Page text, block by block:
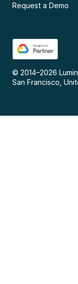
Request a Demo
© 2014–2026
San Francisco,